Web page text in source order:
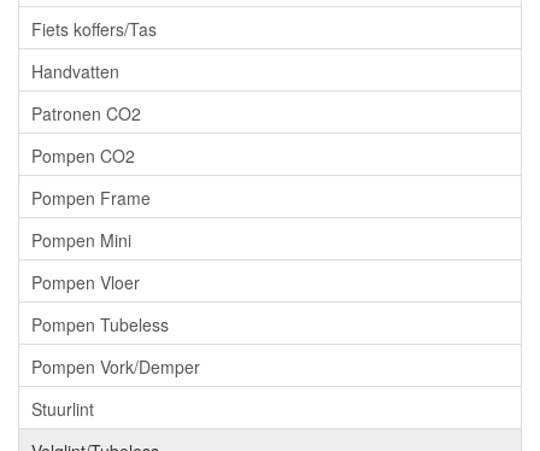
Fiets koffers/Tas
Handvatten
Patronen CO2
Pompen CO2
Pompen Frame
Pompen Mini
Pompen Vloer
Pompen Tubeless
Pompen Vork/Demper
Stuurlint